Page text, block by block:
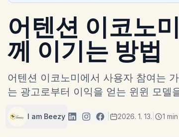
어텐션 이코노
께 이기는 방법
어텐션 이코노미에서 사용자 참여는
는 광고로부터 이익을 얻는 윈윈 모델
I am Beezy 2026. 1. 13. 1